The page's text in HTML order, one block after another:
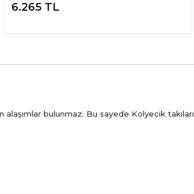
6.265 TL
bulunmaz. Bu sayede Kolyecik takıları